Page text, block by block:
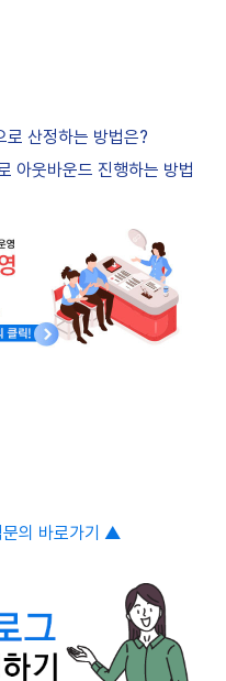
로 산정하는 방법은?
아웃바운드 진행하는 방법
의 바로가기 ▲